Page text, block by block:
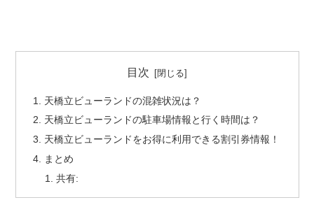
目次
天橋立ビューランドの混雑状況は？
天橋立ビューランドの駐車場情報と行く時間は？
天橋立ビューランドをお得に利用できる割引券情報！
まとめ
共有: